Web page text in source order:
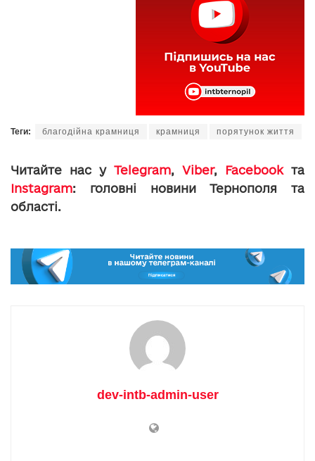
Теги: благодійна крамниця крамниця порятунок життя
Читайте нас у Telegram, Viber, Facebookта
Instagram: головні новини Тернополя та
області.
dev-intb-admin-user